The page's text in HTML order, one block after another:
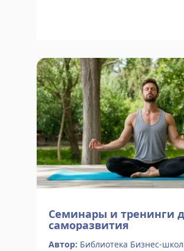
Подробнее
Семинары и тренинги
саморазвития
Автор: Библиотека Бизнес-